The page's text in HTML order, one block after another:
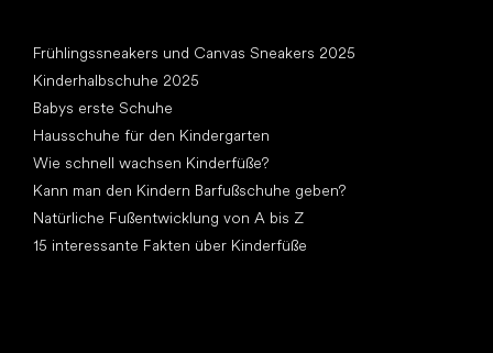
Frühlingssneakers und Canvas Sneakers 2025
Kinderhalbschuhe 2025
Babys erste Schuhe
Hausschuhe für den Kindergarten
Wie schnell wachsen Kinderfüße?
Kann man den Kindern Barfußschuhe geben?
Natürliche Fußentwicklung von A bis Z
15 interessante Fakten über Kinderfüße